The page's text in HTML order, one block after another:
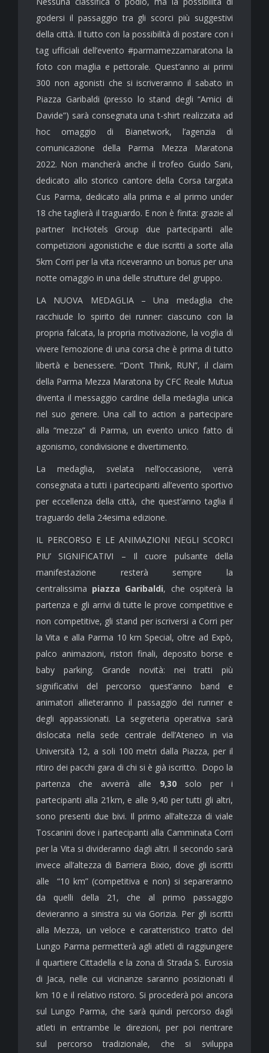
godersi il passaggio tra gli scorci più suggestivi
della città. Il tutto con la possibilità di postare con i
tag ufficiali dell’evento #parmamezzamaratona la
foto con maglia e pettorale. Quest’anno ai primi
300 non agonisti che si iscriveranno il sabato in
Piazza Garibaldi (presso lo stand degli “Amici di
Davide”) sarà consegnata una t-shirt realizzata ad
hoc omaggio di Bianetwork, l’agenzia di
comunicazione della Parma Mezza Maratona
2022. Non mancherà anche il trofeo Guido Sani,
dedicato allo storico cantore della Corsa targata
Cus Parma, dedicato alla prima e al primo under
18 che taglierà il traguardo. E non è finita: grazie al
partner IncHotels Group due partecipanti alle
competizioni agonistiche e due iscritti a sorte alla
5km Corri per la vita riceveranno un bonus per una
notte omaggio in una delle strutture del gruppo.
LA NUOVA MEDAGLIA – Una medaglia che
racchiude lo spirito dei runner: ciascuno con la
propria falcata, la propria motivazione, la voglia di
vivere l’emozione di una corsa che è prima di tutto
libertà e benessere. “Don’t Think, RUN”, il claim
della Parma Mezza Maratona by CFC Reale Mutua
diventa il messaggio cardine della medaglia unica
nel suo genere. Una call to action a partecipare
alla “mezza” di Parma, un evento unico fatto di
agonismo, condivisione e divertimento.
La medaglia, svelata nell’occasione, verrà
consegnata a tutti i partecipanti all’evento sportivo
per eccellenza della città, che quest’anno taglia il
traguardo della 24esima edizione.
IL PERCORSO E LE ANIMAZIONI NEGLI SCORCI
PIU’ SIGNIFICATIVI – Il cuore pulsante della
manifestazione resterà sempre la
centralissima piazza Garibaldi, che ospiterà la
partenza e gli arrivi di tutte le prove competitive e
non competitive, gli stand per iscriversi a Corri per
la Vita e alla Parma 10 km Special, oltre ad Expò,
palco animazioni, ristori finali, deposito borse e
baby parking. Grande novità: nei tratti più
significativi del percorso quest’anno band e
animatori allieteranno il passaggio dei runner e
degli appassionati. La segreteria operativa sarà
dislocata nella sede centrale dell’Ateneo in via
Università 12, a soli 100 metri dalla Piazza, per il
ritiro dei pacchi gara di chi si è già iscritto. Dopo la
partenza che avverrà alle 9,30 solo per i
partecipanti alla 21km, e alle 9,40 per tutti gli altri,
sono presenti due bivi. Il primo all’altezza di viale
Toscanini dove i partecipanti alla Camminata Corri
per la Vita si divideranno dagli altri. Il secondo sarà
invece all’altezza di Barriera Bixio, dove gli iscritti
alle “10 km” (competitiva e non) si separeranno
da quelli della 21, che al primo passaggio
devieranno a sinistra su via Gorizia. Per gli iscritti
alla Mezza, un veloce e caratteristico tratto del
Lungo Parma permetterà agli atleti di raggiungere
il quartiere Cittadella e la zona di Strada S. Eurosia
di Jaca, nelle cui vicinanze saranno posizionati il
km 10 e il relativo ristoro. Si procederà poi ancora
sul Lungo Parma, che sarà quindi percorso dagli
atleti in entrambe le direzioni, per poi rientrare
sul percorso tradizionale, che si sviluppa